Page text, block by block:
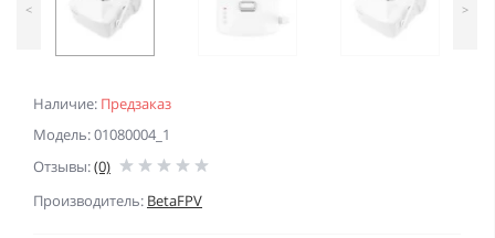
Наличие: Предзаказ
Модель: 01080004_1
Отзывы:(0)
Производитель: BetaFPV
< >